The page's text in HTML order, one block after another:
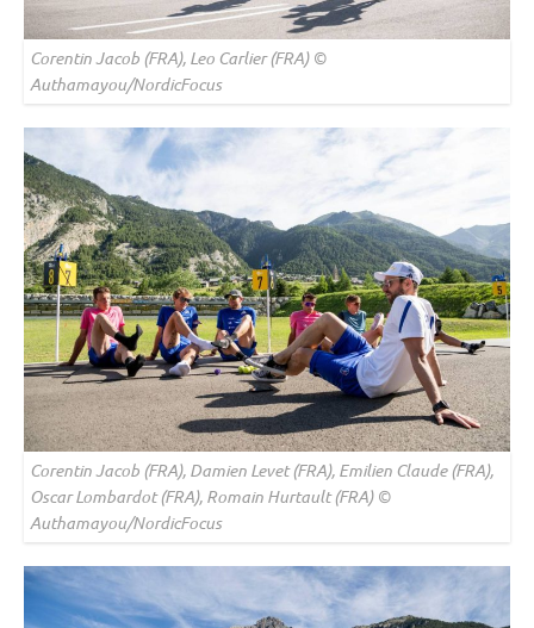
Corentin Jacob (FRA), Leo Carlier (FRA) ©
Authamayou/NordicFocus
Corentin Jacob (FRA), Damien Levet (FRA), Emilien Claude (FRA),
Oscar Lombardot (FRA), Romain Hurtault (FRA) ©
Authamayou/NordicFocus